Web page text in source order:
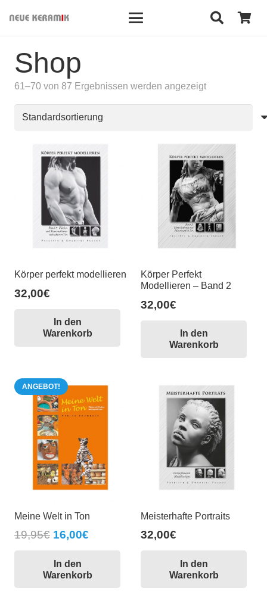
Shop
61–70 von 87 Ergebnissen werden angezeigt
Körper perfekt modellieren
32,00€
In den
Warenkorb
Körper Perfekt
Modellieren – Band 2
32,00€
In den
Warenkorb
ANGEBOT!
Meine Welt in Ton
19,95€ Ursprünglicher
war:
19,95€
16,00€
16,00€.
In den
Warenkorb
Meisterhafte Portraits
32,00€
In den
Warenkorb